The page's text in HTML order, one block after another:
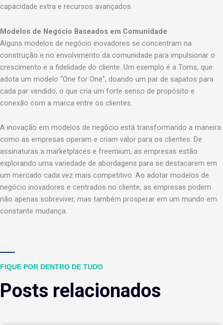
capacidade extra e recursos avançados.
Modelos de Negócio Baseados em Comunidade
Alguns modelos de negócio inovadores se concentram na
construção e no envolvimento da comunidade para impulsionar o
crescimento e a fidelidade do cliente. Um exemplo é a Toms, que
adota um modelo “One for One”, doando um par de sapatos para
cada par vendido, o que cria um forte senso de propósito e
conexão com a marca entre os clientes.
A inovação em modelos de negócio está transformando a maneira
como as empresas operam e criam valor para os clientes. De
assinaturas a marketplaces e freemium, as empresas estão
explorando uma variedade de abordagens para se destacarem em
um mercado cada vez mais competitivo. Ao adotar modelos de
negócio inovadores e centrados no cliente, as empresas podem
não apenas sobreviver, mas também prosperar em um mundo em
constante mudança.
FIQUE POR DENTRO DE TUDO
Posts relacionados